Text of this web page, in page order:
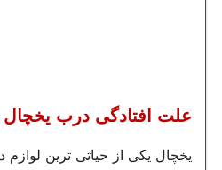
علت افتادگی درب
یخچال یکی از حیاتی ترین